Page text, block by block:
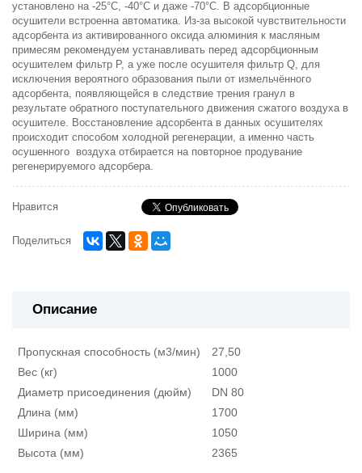
установлено на -25°C, -40°C и даже -70°C. В адсорбционные
осушители встроенна автоматика. Из-за высокой чувствительности
адсорбента из активированного оксида алюминия к масляным
примесям рекомендуем устанавливать перед адсорбционным
осушителем фильтр Р, а уже после осушителя фильтр Q, для
исключения вероятного образования пыли от измельчённого
адсорбента, появляющейся в следствие трения гранул в
результате обратного поступательного движения сжатого воздуха в
осушителе. Восстановление адсорбента в данных осушителях
происходит способом холодной регенерации, а именно часть
осушенного воздуха отбирается на повторное продувание
регенерируемого адсорбера.
Нравится
Поделиться
Описание
Пропускная способность (м3/мин)
27,50
Вес (кг)
1000
Диаметр присоединения (дюйм)
DN 80
Длина (мм)
1700
Ширина (мм)
1050
Высота (мм)
2365